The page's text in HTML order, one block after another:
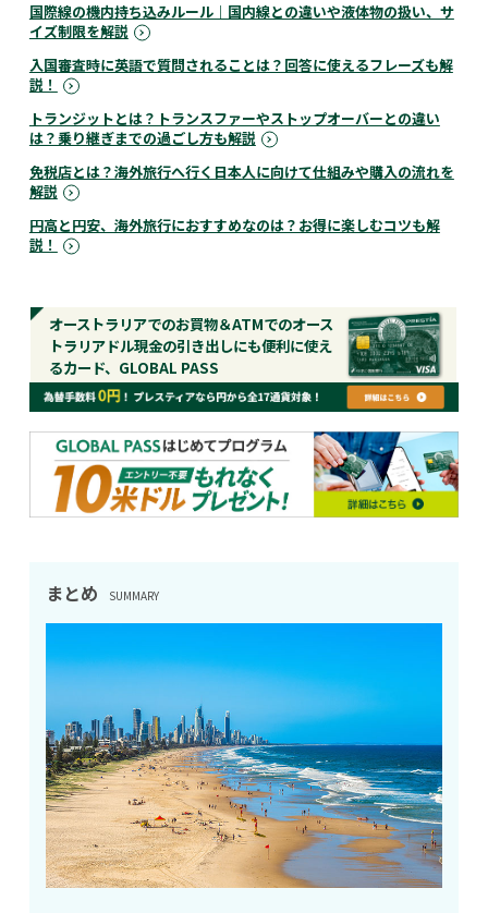
国際線の機内持ち込みルール｜国内線との違いや液体物の扱い、サ
イズ制限を解説
入国審査時に英語で質問されることは？回答に使えるフレーズも解
説！
トランジットとは？トランスファーやストップオーバーとの違い
は？乗り継ぎまでの過ごし方も解説
免税店とは？海外旅行へ行く日本人に向けて仕組みや購入の流れを
解説
円高と円安、海外旅行におすすめなのは？お得に楽しむコツも解
説！
オーストラリアでのお買物＆ATMでのオース
トラリアドル現金の引き出しにも便利に使え
るカード、GLOBAL PASS
まとめ SUMMARY